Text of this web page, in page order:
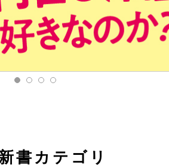
書カテゴリ